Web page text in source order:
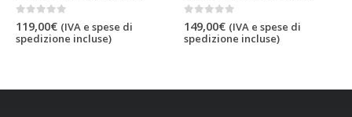
0 out of 5
119,00€ (IVA e spese di
spedizione incluse)
0 out of 5
149,00€ (IVA e spese di
spedizione incluse)